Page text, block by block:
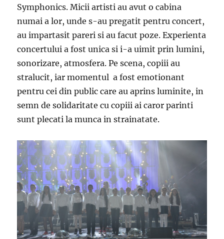
Symphonics. Micii artisti au avut o cabina
numai a lor, unde s-au pregatit pentru concert,
au impartasit pareri si au facut poze. Experienta
concertului a fost unica si i-a uimit prin lumini,
sonorizare, atmosfera. Pe scena, copiii au
stralucit, iar momentul a fost emotionant
pentru cei din public care au aprins luminite, in
semn de solidaritate cu copiii ai caror parinti
sunt plecati la munca in strainatate.